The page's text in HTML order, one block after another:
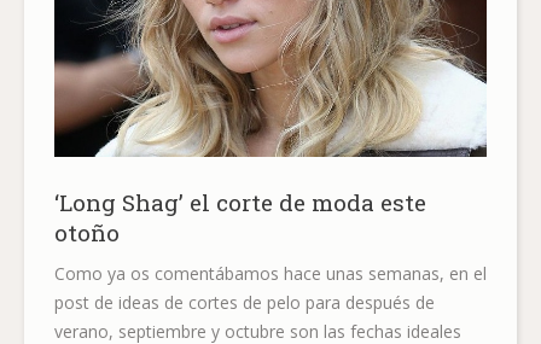
‘Long Shag’ el corte de moda este
otoño
Como ya os comentábamos hace unas semanas, en el
post de ideas de cortes de pelo para después de
verano, septiembre y octubre son las fechas ideales